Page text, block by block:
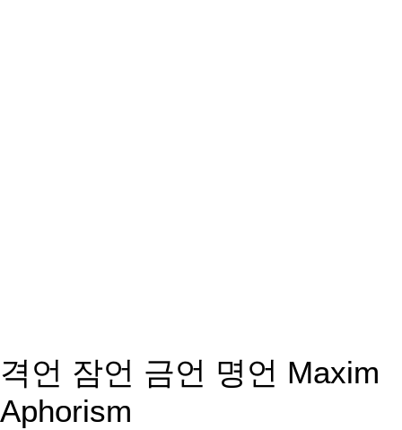
격언 잠언 금언 명언 Maxim
Aphorism